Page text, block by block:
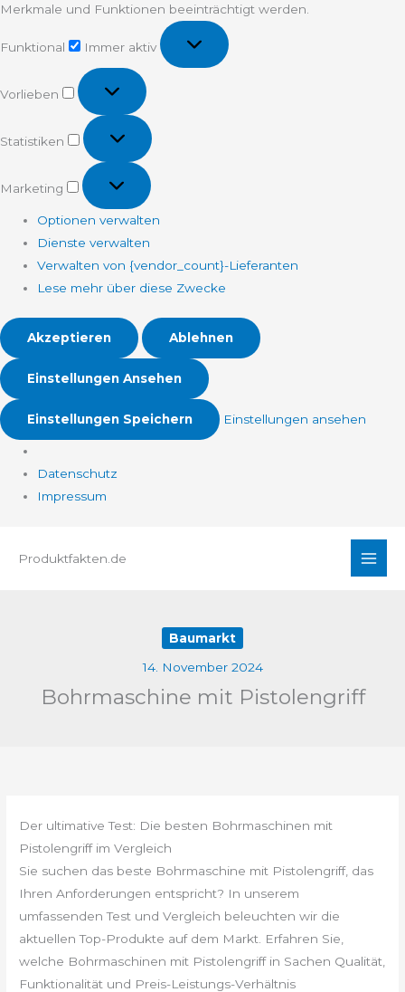
Merkmale und Funktionen beeinträchtigt werden.
Funktional
Immer aktiv
Vorlieben
Vorlieben
Statistiken
Statistiken
Marketing
Marketing
Optionen verwalten
Dienste verwalten
Verwalten von {vendor_count}-Lieferanten
Lese mehr über diese Zwecke
Akzeptieren Ablehnen
Einstellungen Ansehen
Einstellungen Speichern Einstellungen ansehen
Datenschutz
Impressum
InhaltProduktfakten.de
Baumarkt
14. November 2024
Bohrmaschine mit Pistolengriff
Der ultimative Test: Die besten Bohrmaschinen mit
Pistolengriff im Vergleich
Sie suchen das beste Bohrmaschine mit Pistolengriff, das
Ihren Anforderungen entspricht? In unserem
umfassenden Test und Vergleich beleuchten wir die
aktuellen Top-Produkte auf dem Markt. Erfahren Sie,
welche Bohrmaschinen mit Pistolengriff in Sachen Qualität,
Funktionalität und Preis-Leistungs-Verhältnis